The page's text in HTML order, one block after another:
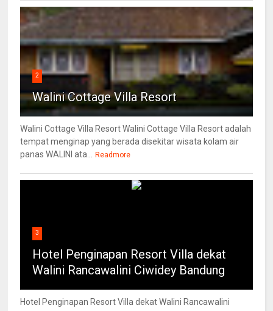
2
Walini Cottage Villa Resort
Walini Cottage Villa Resort Walini Cottage Villa Resort adalah
tempat menginap yang berada disekitar wisata kolam air
panas WALINI ata...
Readmore
3
Hotel Penginapan Resort Villa dekat
Walini Rancawalini Ciwidey Bandung
Hotel Penginapan Resort Villa dekat Walini Rancawalini